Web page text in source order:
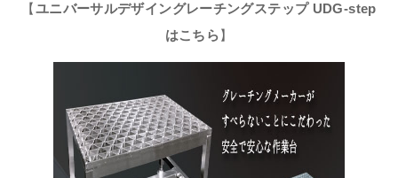
【ユニバーサルデザイングレーチングステップ UDG-step
はこちら】